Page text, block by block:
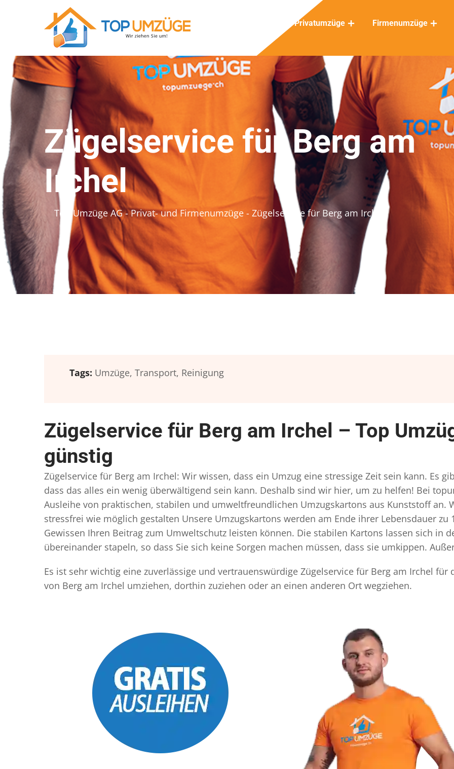
Privatumzüge Firmenumzüge
Zügelservice für Berg am
Irchel
Top Umzüge AG - Privat- und Firmenumzüge - Zügelservice für Berg am Irchel
Tags: Umzüge, Transport, Reinigung
Zügelservice für Berg am Irchel – Top
günstig
Zügelservice für Berg am Irchel: Wir wissen, dass ein Umzug eine stressige Zeit sein kann. Es
dass das alles ein wenig überwältigend sein kann. Deshalb sind wir hier, um zu helfen! Bei
Ausleihe von praktischen, stabilen und umweltfreundlichen Umzugskartons aus Kunststoff an.
stressfrei wie möglich gestalten Unsere Umzugskartons werden am Ende ihrer Lebensdauer zu
Gewissen Ihren Beitrag zum Umweltschutz leisten können. Die stabilen Kartons lassen sich in
übereinander stapeln, so dass Sie sich keine Sorgen machen müssen, dass sie umkippen.
Es ist sehr wichtig eine zuverlässige und vertrauenswürdige Zügelservice für Berg am Irchel
von Berg am Irchel umziehen, dorthin zuziehen oder an einen anderen Ort wegziehen.